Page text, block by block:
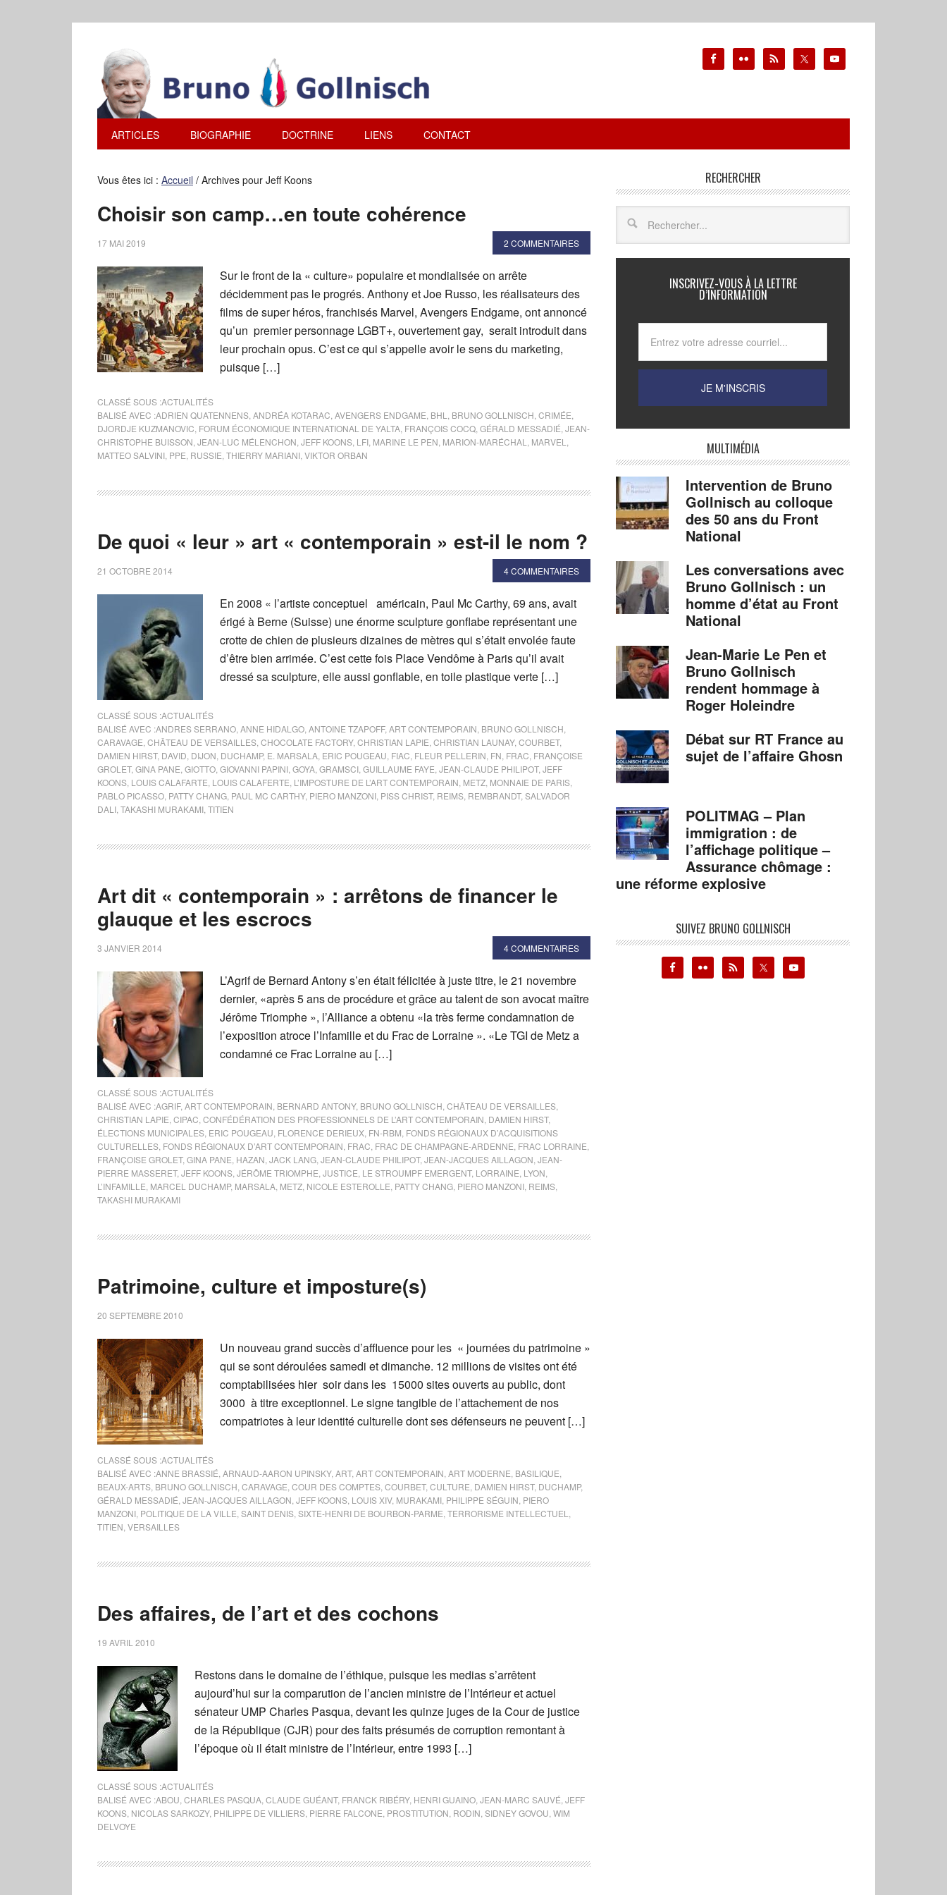
ARTICLES BIOGRAPHIE DOCTRINE LIENS CONTACT
Vous êtes ici : Accueil / Archives pour Jeff Koons
Choisir son camp…en toute cohérence
17 MAI 2019 2 COMMENTAIRES
Sur le front de la « culture» populaire et mondialisée on arrête
décidemment pas le progrés. Anthony et Joe Russo, les réalisateurs des
films de super héros, franchisés Marvel, Avengers Endgame, ont annoncé
qu’un premier personnage LGBT+, ouvertement gay, serait introduit dans
leur prochain opus. C’est ce qui s’appelle avoir le sens du marketing,
puisque […]
CLASSÉ SOUS :ACTUALITÉS
BALISÉ AVEC :ADRIEN QUATENNENS ANDRÉA KOTARAC AVENGERS ENDGAME BHL BRUNO GOLLNISCH CRIMÉE
DJORDJE KUZMANOVIC FORUM ÉCONOMIQUE INTERNATIONAL DE YALTA FRANÇOIS COCQ GÉRALD MESSADIÉ JEAN-
CHRISTOPHE BUISSON JEAN-LUC MÉLENCHON JEFF KOONS LFI MARINE LE PEN MARION-MARÉCHAL MARVEL
MATTEO SALVINI PPE RUSSIE THIERRY MARIANI VIKTOR ORBAN
De quoi « leur » art « contemporain » est-il le nom ?
21 OCTOBRE 2014 4 COMMENTAIRES
En 2008 « l’artiste conceptuel américain, Paul Mc Carthy, 69 ans, avait
érigé à Berne (Suisse) une énorme sculpture gonflabe représentant une
crotte de chien de plusieurs dizaines de mètres qui s’était envolée faute
d’être bien arrimée. C’est cette fois Place Vendôme à Paris qu’il avait
dressé sa sculpture, elle aussi gonflable, en toile plastique verte […]
CLASSÉ SOUS :ACTUALITÉS
BALISÉ AVEC :ANDRES SERRANO ANNE HIDALGO ANTOINE TZAPOFF, ART CONTEMPORAIN BRUNO GOLLNISCH
CARAVAGE CHÂTEAU DE VERSAILLES CHOCOLATE FACTORY, CHRISTIAN LAPIE CHRISTIAN LAUNAY, COURBET,
DAMIEN HIRST, DAVID DIJON DUCHAMP, E. MARSALA ERIC POUGEAU FIAC FLEUR PELLERIN FN FRAC FRANÇOISE
GROLET, GINA PANE GIOTTO GIOVANNI PAPINI GOYA GRAMSCI GUILLAUME FAYE JEAN-CLAUDE PHILIPOT, JEFF
KOONS LOUIS CALAFARTE LOUIS CALAFERTE L’IMPOSTURE DE L’ART CONTEMPORAIN METZ MONNAIE DE PARIS
PABLO PICASSO PATTY CHANG PAUL MC CARTHY, PIERO MANZONI PISS CHRIST, REIMS REMBRANDT, SALVADOR
DALI TAKASHI MURAKAMI TITIEN
Art dit « contemporain » : arrêtons de financer le
glauque et les escrocs
3 JANVIER 2014 4 COMMENTAIRES
L’Agrif de Bernard Antony s’en était félicitée à juste titre, le 21 novembre
dernier, «après 5 ans de procédure et grâce au talent de son avocat maître
Jérôme Triomphe », l’Alliance a obtenu «la très ferme condamnation de
l’exposition atroce l’Infamille et du Frac de Lorraine ». «Le TGI de Metz a
condamné ce Frac Lorraine au […]
CLASSÉ SOUS :ACTUALITÉS
BALISÉ AVEC :AGRIF, ART CONTEMPORAIN BERNARD ANTONY, BRUNO GOLLNISCH CHÂTEAU DE VERSAILLES
CHRISTIAN LAPIE CIPAC CONFÉDÉRATION DES PROFESSIONNELS DE L’ART CONTEMPORAIN DAMIEN HIRST,
ÉLECTIONS MUNICIPALES ERIC POUGEAU FLORENCE DERIEUX FN-RBM FONDS RÉGIONAUX D’ACQUISITIONS
CULTURELLES FONDS RÉGIONAUX D’ART CONTEMPORAIN FRAC FRAC DE CHAMPAGNE-ARDENNE FRAC LORRAINE
FRANÇOISE GROLET, GINA PANE HAZAN JACK LANG JEAN-CLAUDE PHILIPOT, JEAN-JACQUES AILLAGON JEAN-
PIERRE MASSERET, JEFF KOONS JÉRÔME TRIOMPHE JUSTICE LE STROUMPF EMERGENT, LORRAINE LYON
L’INFAMILLE MARCEL DUCHAMP, MARSALA METZ NICOLE ESTEROLLE PATTY CHANG PIERO MANZONI REIMS
TAKASHI MURAKAMI
Patrimoine, culture et imposture(s)
20 SEPTEMBRE 2010
Un nouveau grand succès d’affluence pour les « journées du patrimoine »
qui se sont déroulées samedi et dimanche. 12 millions de visites ont été
comptabilisées hier soir dans les 15000 sites ouverts au public, dont
3000 à titre exceptionnel. Le signe tangible de l’attachement de nos
compatriotes à leur identité culturelle dont ses défenseurs ne peuvent […]
CLASSÉ SOUS :ACTUALITÉS
BALISÉ AVEC :ANNE BRASSIÉ ARNAUD-AARON UPINSKY, ART, ART CONTEMPORAIN ART MODERNE BASILIQUE
BEAUX-ARTS BRUNO GOLLNISCH CARAVAGE COUR DES COMPTES COURBET, CULTURE DAMIEN HIRST, DUCHAMP,
GÉRALD MESSADIÉ JEAN-JACQUES AILLAGON JEFF KOONS LOUIS XIV, MURAKAMI PHILIPPE SÉGUIN PIERO
MANZONI POLITIQUE DE LA VILLE SAINT DENIS SIXTE-HENRI DE BOURBON-PARME TERRORISME INTELLECTUEL
TITIEN VERSAILLES
Des affaires, de l’art et des cochons
19 AVRIL 2010
Restons dans le domaine de l’éthique, puisque les medias s’arrêtent
aujourd’hui sur la comparution de l’ancien ministre de l’Intérieur et actuel
sénateur UMP Charles Pasqua, devant les quinze juges de la Cour de justice
de la République (CJR) pour des faits présumés de corruption remontant à
l’époque où il était ministre de l’Intérieur, entre 1993 […]
CLASSÉ SOUS :ACTUALITÉS
BALISÉ AVEC :ABOU CHARLES PASQUA CLAUDE GUÉANT, FRANCK RIBÉRY, HENRI GUAINO JEAN-MARC SAUVÉ JEFF
KOONS NICOLAS SARKOZY, PHILIPPE DE VILLIERS PIERRE FALCONE PROSTITUTION RODIN SIDNEY GOVOU WIM
DELVOYE
RECHERCHER
INSCRIVEZ-VOUS À LA LETTRE
D’INFORMATION
MULTIMÉDIA
Intervention de Bruno
Gollnisch au colloque
des 50 ans du Front
National
Les conversations avec
Bruno Gollnisch : un
homme d’état au Front
National
Jean-Marie Le Pen et
Bruno Gollnisch
rendent hommage à
Roger Holeindre
Débat sur RT France au
sujet de l’affaire Ghosn
POLITMAG – Plan
immigration : de
l’affichage politique –
Assurance chômage :
une réforme explosive
SUIVEZ BRUNO GOLLNISCH